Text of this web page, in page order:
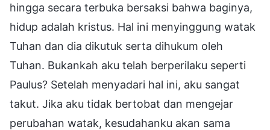
hingga secara terbuka bersaksi bahwa baginya,
hidup adalah kristus. Hal ini menyinggung watak
Tuhan dan dia dikutuk serta dihukum oleh
Tuhan. Bukankah aku telah berperilaku seperti
Paulus? Setelah menyadari hal ini, aku sangat
takut. Jika aku tidak bertobat dan mengejar
perubahan watak, kesudahanku akan sama